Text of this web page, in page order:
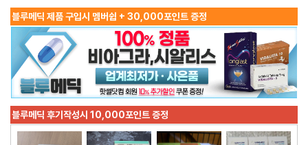
블루메딕 제품 구입시 멤버쉽 + 30,000포인트 증정
블루메딕 후기작성시 10,000포인트 증정